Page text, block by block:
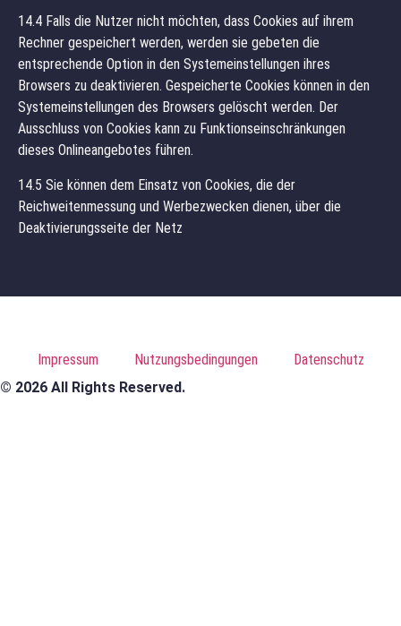
14.4 Falls die Nutzer nicht möchten, dass Cookies auf ihrem
Rechner gespeichert werden, werden sie gebeten die
entsprechende Option in den Systemeinstellungen ihres
Browsers zu deaktivieren. Gespeicherte Cookies können in den
Systemeinstellungen des Browsers gelöscht werden. Der
Ausschluss von Cookies kann zu Funktionseinschränkungen
dieses Onlineangebotes führen.
14.5 Sie können dem Einsatz von Cookies, die der
Reichweitenmessung und Werbezwecken dienen, über die
Deaktivierungsseite der Netz
Impressum Nutzungsbedingungen
Datenschutz
© 2026 All Rights Reserved.